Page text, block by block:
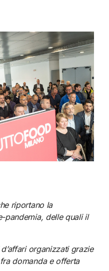
riportano la
pandemia, delle quali il
organizzati grazie
domanda e offerta